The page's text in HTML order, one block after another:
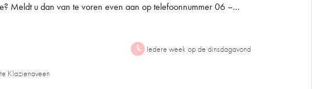
Meldt u dan van te voren even aan op telefoonnummer 06 –...
Iedere week op de dinsdagavond
Klazienaveen